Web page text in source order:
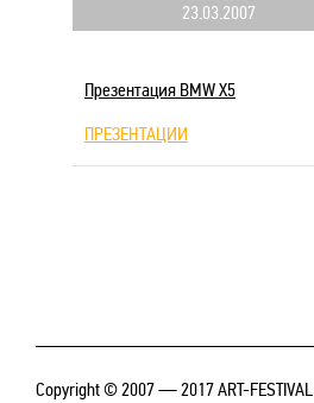
23.03.2007
Презентация BMW X5
ПРЕЗЕНТАЦИИ
Copyright © 2007 — 2017 ART-FESTIVAL